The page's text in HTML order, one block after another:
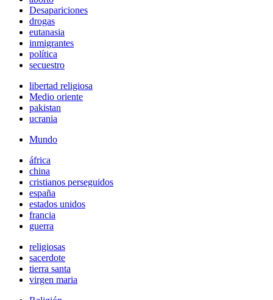
Desapariciones
drogas
eutanasia
inmigrantes
política
secuestro
libertad religiosa
Medio oriente
pakistan
ucrania
Mundo
áfrica
china
cristianos perseguidos
españa
estados unidos
francia
guerra
religiosas
sacerdote
tierra santa
virgen maria